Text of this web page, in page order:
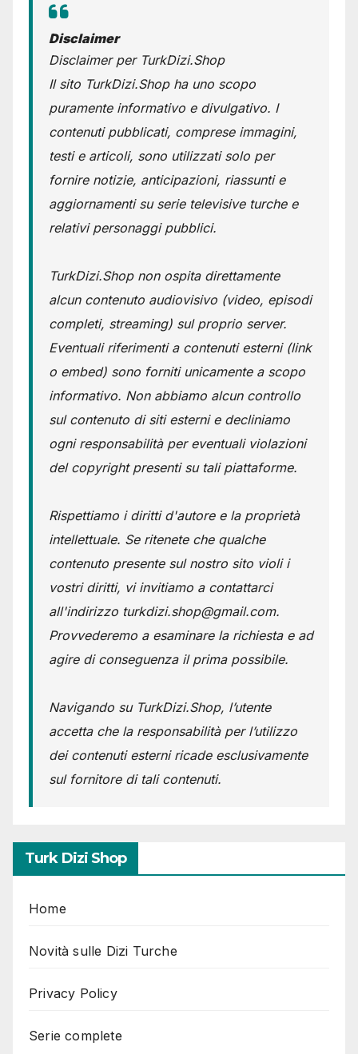
Disclaimer
Disclaimer per TurkDizi.Shop
Il sito TurkDizi.Shop ha uno scopo
puramente informativo e divulgativo. I
contenuti pubblicati, comprese immagini,
testi e articoli, sono utilizzati solo per
fornire notizie, anticipazioni, riassunti e
aggiornamenti su serie televisive turche e
relativi personaggi pubblici.
TurkDizi.Shop non ospita direttamente
alcun contenuto audiovisivo (video, episodi
completi, streaming) sul proprio server.
Eventuali riferimenti a contenuti esterni (link
o embed) sono forniti unicamente a scopo
informativo. Non abbiamo alcun controllo
sul contenuto di siti esterni e decliniamo
ogni responsabilità per eventuali violazioni
del copyright presenti su tali piattaforme.
Rispettiamo i diritti d'autore e la proprietà
intellettuale. Se ritenete che qualche
contenuto presente sul nostro sito violi i
vostri diritti, vi invitiamo a contattarci
all'indirizzo turkdizi.shop@gmail.com.
Provvederemo a esaminare la richiesta e ad
agire di conseguenza il prima possibile.
Navigando su TurkDizi.Shop, l’utente
accetta che la responsabilità per l’utilizzo
dei contenuti esterni ricade esclusivamente
sul fornitore di tali contenuti.
Turk Dizi Shop
Home
Novità sulle Dizi Turche
Privacy Policy
Serie complete